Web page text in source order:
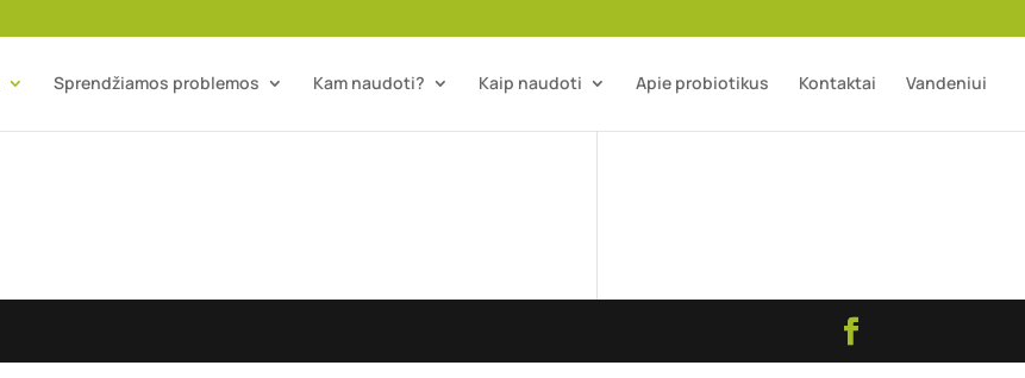
Sprendžiamos problemos Kam naudoti? Kaip naudoti Apie probiotikus Kontaktai Vandeniui